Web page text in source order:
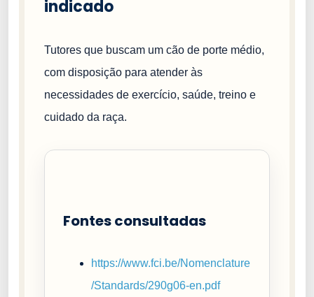
indicado
Tutores que buscam um cão de porte médio,
com disposição para atender às
necessidades de exercício, saúde, treino e
cuidado da raça.
Fontes consultadas
https://www.fci.be/Nomenclature
/Standards/290g06-en.pdf